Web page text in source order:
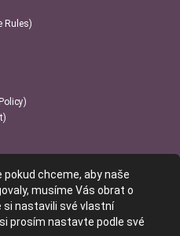
Rules)
chceme, aby naše
musíme Vás obrat o
si nastavili své vlastní
prosím nastavte podle své